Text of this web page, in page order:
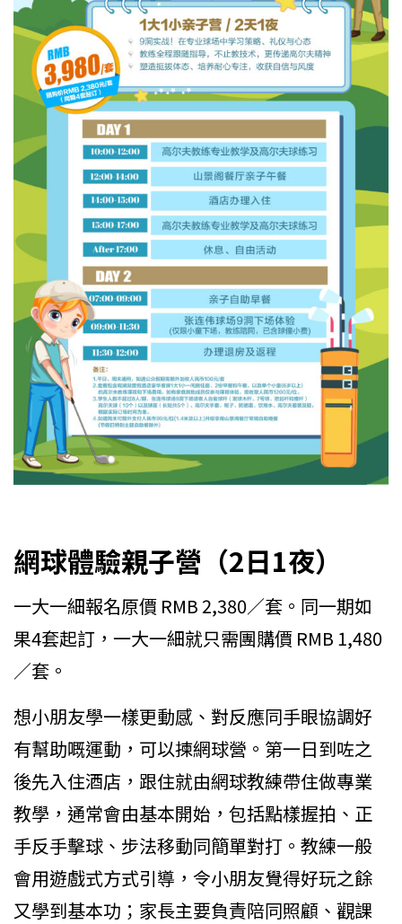
網球體驗親子營（2日1夜）
一大一細報名原價 RMB 2,380／套。同一期如
果4套起訂，一大一細就只需團購價 RMB 1,480
／套。
想小朋友學一樣更動感、對反應同手眼協調好
有幫助嘅運動，可以揀網球營。第一日到咗之
後先入住酒店，跟住就由網球教練帶住做專業
教學，通常會由基本開始，包括點樣握拍、正
手反手擊球、步法移動同簡單對打。教練一般
會用遊戲式方式引導，令小朋友覺得好玩之餘
又學到基本功；家長主要負責陪同照顧、觀課